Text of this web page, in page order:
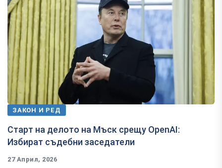
ЗАКОН И РЕД
Старт на делото на Мъск срещу OpenAI:
Избират съдебни заседатели
27 Април, 2026